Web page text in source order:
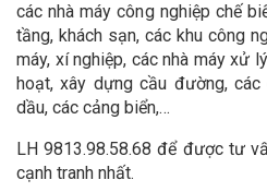
các nhà máy công nghiệp chế
tầng, khách sạn, các khu công
máy, xí nghiệp, các nhà máy xử
hoạt, xây dựng cầu đường,
dầu, các cảng biển,…
LH 9813.98.58.68 để được tư
cạnh tranh nhất.